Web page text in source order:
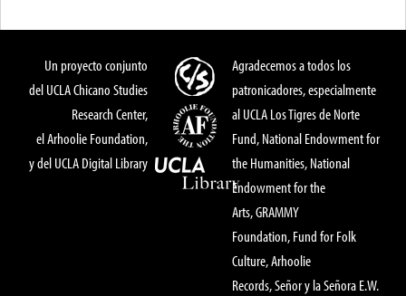
Un proyecto conjunto
del UCLA Chicano Studies
Research Center,
el Arhoolie Foundation,
y del UCLA Digital Library
Agradecemos a todos los
patronicadores, especialmente
al UCLA Los Tigres de Norte
Fund, National Endowment for
the Humanities, National
Endowment for the
Arts, GRAMMY
Foundation, Fund for Folk
Culture, Arhoolie
Records, Señor y la Señora E.W.